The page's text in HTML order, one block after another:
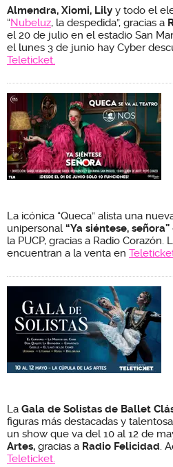
Almendra, Xiomi, Lily y todo el
“Nubeluz, la despedida”, gracias a
el 20 de julio en el estadio San
el lunes 3 de junio hay Cyber
Teleticket.
La icónica “Queca” alista una
unipersonal“Ya siéntese, señora”
la PUCP, gracias a Radio Corazón.
encuentran a la venta en
La Gala de Solistas de Ballet
figuras más destacadas y
un show que va del 10 al 12 de
Artes, gracias a Radio Felicidad.
Teleticket.